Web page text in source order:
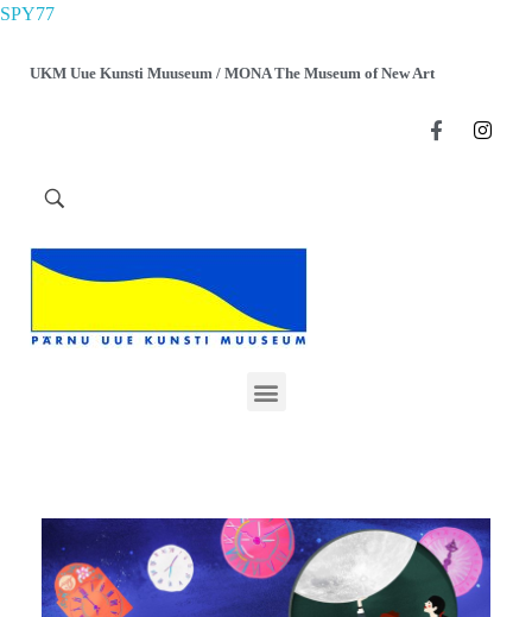
SPY77
UKM Uue Kunsti Muuseum / MONA The Museum of New Art